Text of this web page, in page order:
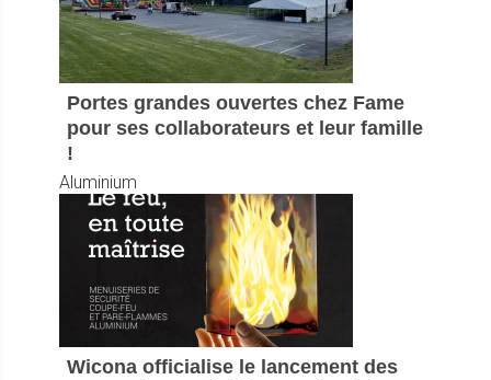
Portes grandes ouvertes chez Fame
pour ses collaborateurs et leur famille
!
Aluminium
Wicona officialise le lancement des